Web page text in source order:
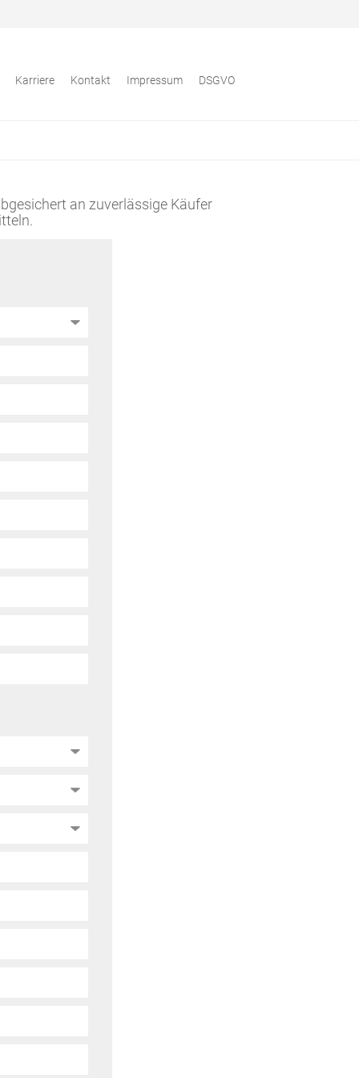
Karriere Kontakt Impressum DSGVO
an zuverlässige Käufer